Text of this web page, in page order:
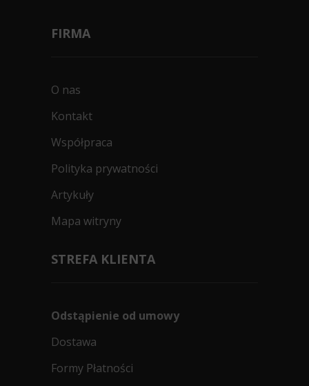
FIRMA
O nas
Kontakt
Współpraca
Polityka prywatności
Artykuły
Mapa witryny
STREFA KLIENTA
Odstąpienie od umowy
Dostawa
Formy Płatności